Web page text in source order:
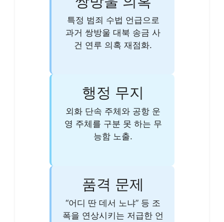
특정 범죄 수법 언급으로
과거 쌍방울 대북 송금 사
건 연루 의혹 재점화.
행정 무지
외화 단속 주체와 공항 운
영 주체를 구분 못 하는 무
능함 노출.
품격 문제
“어디 딴 데서 노냐” 등 조
폭을 연상시키는 저급한 언